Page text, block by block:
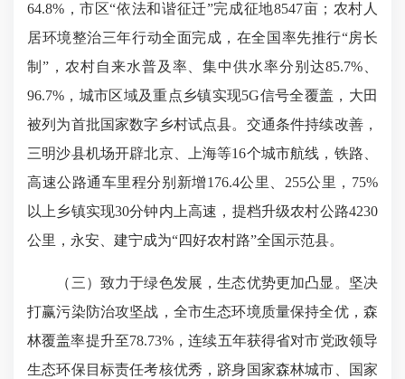
64.8%，市区“依法和谐征迁”完成征地8547亩；农村人
居环境整治三年行动全面完成，在全国率先推行“房长
制”，农村自来水普及率、集中供水率分别达85.7%、
96.7%，城市区域及重点乡镇实现5G信号全覆盖，大田
被列为首批国家数字乡村试点县。交通条件持续改善，
三明沙县机场开辟北京、上海等16个城市航线，铁路、
高速公路通车里程分别新增176.4公里、255公里，75%
以上乡镇实现30分钟内上高速，提档升级农村公路4230
公里，永安、建宁成为“四好农村路”全国示范县。
（三）致力于绿色发展，生态优势更加凸显。坚决
打赢污染防治攻坚战，全市生态环境质量保持全优，森
林覆盖率提升至78.73%，连续五年获得省对市党政领导
生态环保目标责任考核优秀，跻身国家森林城市、国家